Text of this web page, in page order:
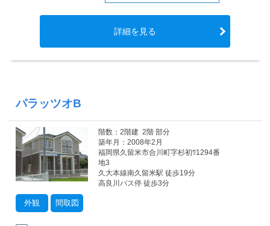
詳細を見る
パラッツオB
外観 間取図
階数：2階建 2階 部分
築年月：2008年2月
福岡県久留米市合川町字杉初ﾜ1294番
地3
久大本線南久留米駅 徒歩19分
高良川バス停 徒歩3分